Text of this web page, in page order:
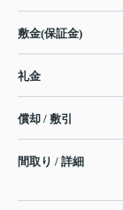
敷金(保証金)
礼金
償却 / 敷引
間取り / 詳細